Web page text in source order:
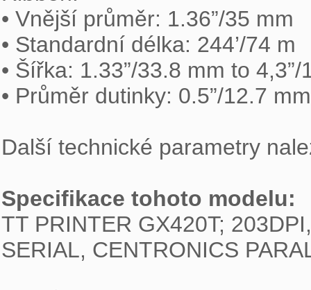
• Vnější průměr: 1.36”/35 mm
• Standardní délka: 244’/74 m
• Šířka: 1.33”/33.8 mm to
• Průměr dutinky: 0.5”/12.7 mm
Další technické parametry
Specifikace tohoto modelu:
TT PRINTER GX420T;
SERIAL, CENTRONICS